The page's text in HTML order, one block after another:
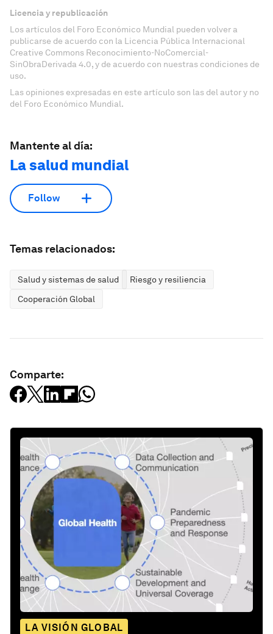
Licencia y republicación
Los artículos del Foro Económico Mundial pueden volver a
publicarse de acuerdo con la Licencia Pública Internacional
Creative Commons Reconocimiento-NoComercial-
SinObraDerivada 4.0, y de acuerdo con nuestras condiciones de
uso.
Las opiniones expresadas en este artículo son las del autor y no
del Foro Económico Mundial.
Mantente al día:
La salud mundial
Follow
Temas relacionados:
Salud y sistemas de salud
Riesgo y resiliencia
Cooperación Global
Comparte:
LA VISIÓN GLOBAL